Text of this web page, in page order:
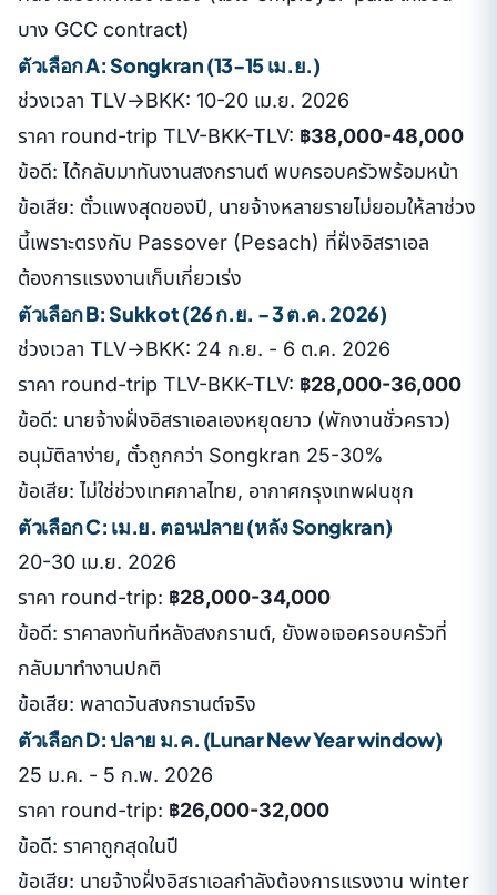
บาง GCC contract)
ตัวเลือก A: Songkran (13-15 เม.ย.)
ช่วงเวลา TLV→BKK: 10-20 เม.ย. 2026
ราคา round-trip TLV-BKK-TLV: ฿38,000-48,000
ข้อดี: ได้กลับมาทันงานสงกรานต์ พบครอบครัวพร้อมหน้า
ข้อเสีย: ตั๋วแพงสุดของปี, นายจ้างหลายรายไม่ยอมให้ลาช่วง
นี้เพราะตรงกับ Passover (Pesach) ที่ฝั่งอิสราเอล
ต้องการแรงงานเก็บเกี่ยวเร่ง
ตัวเลือก B: Sukkot (26 ก.ย. - 3 ต.ค. 2026)
ช่วงเวลา TLV→BKK: 24 ก.ย. - 6 ต.ค. 2026
ราคา round-trip TLV-BKK-TLV: ฿28,000-36,000
ข้อดี: นายจ้างฝั่งอิสราเอลเองหยุดยาว (พักงานชั่วคราว)
อนุมัติลาง่าย, ตั๋วถูกกว่า Songkran 25-30%
ข้อเสีย: ไม่ใช่ช่วงเทศกาลไทย, อากาศกรุงเทพฝนชุก
ตัวเลือก C: เม.ย. ตอนปลาย (หลัง Songkran)
20-30 เม.ย. 2026
ราคา round-trip: ฿28,000-34,000
ข้อดี: ราคาลงทันทีหลังสงกรานต์, ยังพอเจอครอบครัวที่
กลับมาทำงานปกติ
ข้อเสีย: พลาดวันสงกรานต์จริง
ตัวเลือก D: ปลาย ม.ค. (Lunar New Year window)
25 ม.ค. - 5 ก.พ. 2026
ราคา round-trip: ฿26,000-32,000
ข้อดี: ราคาถูกสุดในปี
ข้อเสีย: นายจ้างฝั่งอิสราเอลกำลังต้องการแรงงาน winter